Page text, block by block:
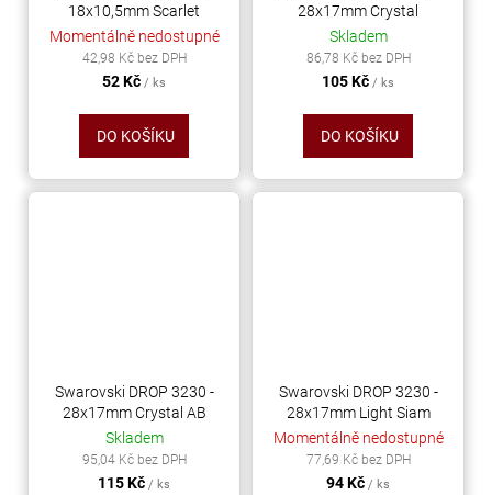
18x10,5mm Scarlet
Momentálně nedostupné
42,98 Kč bez DPH
52 Kč / ks
DO KOŠÍKU
28x17mm Crystal
Skladem
86,78 Kč bez DPH
105 Kč / ks
DO KOŠÍKU
Swarovski DROP 3230 -
28x17mm Crystal AB
Skladem
95,04 Kč bez DPH
115 Kč / ks
Swarovski DROP 3230 -
28x17mm Light Siam
Momentálně nedostupné
77,69 Kč bez DPH
94 Kč / ks